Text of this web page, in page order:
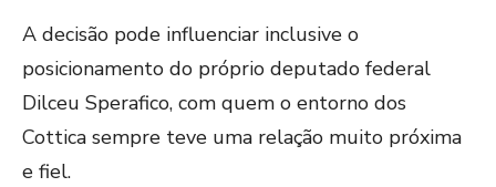
A decisão pode influenciar inclusive o
posicionamento do próprio deputado federal
Dilceu Sperafico, com quem o entorno dos
Cottica sempre teve uma relação muito próxima
e fiel.